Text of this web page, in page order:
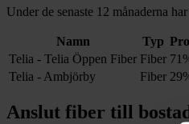
Under de senaste 12 månaderna
Namn Typ
Telia - Telia Öppen Fiber Fiber
Telia - Ambjörby
Fiber
Anslut fiber till